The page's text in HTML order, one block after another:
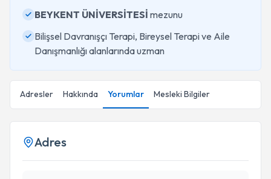
BEYKENT ÜNİVERSİTESİ mezunu
Bilişsel Davranışçı Terapi, Bireysel Terapi ve Aile
Danışmanlığı alanlarında uzman
Adresler Hakkında Yorumlar Mesleki Bilgiler
Adres